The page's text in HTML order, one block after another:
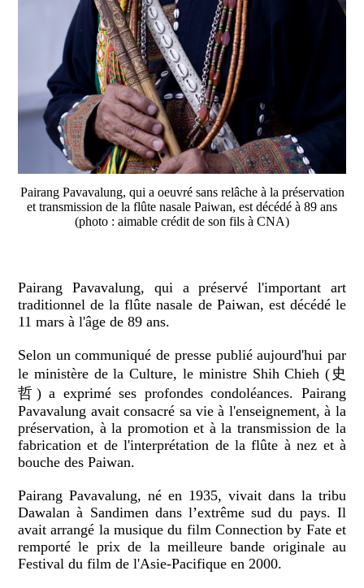
Pairang Pavavalung, qui a oeuvré sans relâche à la préservation
et transmission de la flûte nasale Paiwan, est décédé à 89 ans
(photo : aimable crédit de son fils à CNA)
Pairang Pavavalung, qui a préservé l'important art
traditionnel de la flûte nasale de Paiwan, est décédé le
11 mars à l'âge de 89 ans.
Selon un communiqué de presse publié aujourd'hui par
le ministère de la Culture, le ministre Shih Chieh (史
哲) a exprimé ses profondes condoléances. Pairang
Pavavalung avait consacré sa vie à l'enseignement, à la
préservation, à la promotion et à la transmission de la
fabrication et de l'interprétation de la flûte à nez et à
bouche des Paiwan.
Pairang Pavavalung, né en 1935, vivait dans la tribu
Dawalan à Sandimen dans l’extrême sud du pays. Il
avait arrangé la musique du film Connection by Fate et
remporté le prix de la meilleure bande originale au
Festival du film de l'Asie-Pacifique en 2000.